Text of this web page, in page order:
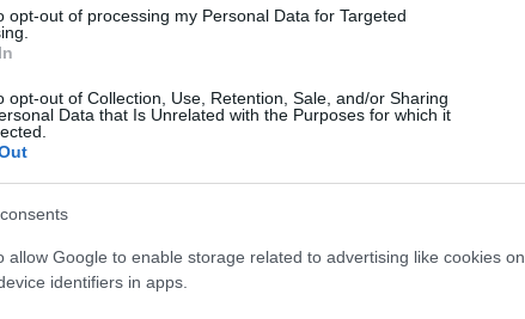
opt-out of processing my Personal Data for Targeted
opt-out of Collection, Use, Retention, Sale, and/or Sharing
Data that Is Unrelated with the Purposes for which it
allow Google to enable storage related to advertising like cookies on
identifiers in apps.
charakter auta.
specjalną kierownicę z jubileuszowym
nakładki progowe z motywem
maską. Tu nie było miejsca